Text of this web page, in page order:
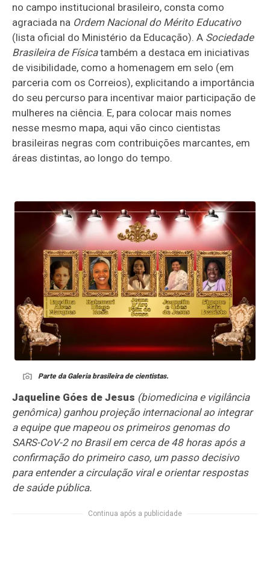
no campo institucional brasileiro, consta como
agraciada na Ordem Nacional do Mérito Educativo
(lista oficial do Ministério da Educação). A Sociedade
Brasileira de Físicatambém a destaca em iniciativas
de visibilidade, como a homenagem em selo (em
parceria com os Correios), explicitando a importância
do seu percurso para incentivar maior participação de
mulheres na ciência. E, para colocar mais nomes
nesse mesmo mapa, aqui vão cinco cientistas
brasileiras negras com contribuições marcantes, em
áreas distintas, ao longo do tempo.
Parte da Galeria brasileira de cientistas.
Jaqueline Góes de Jesus (biomedicina e vigilância
genômica) ganhou projeção internacional ao integrar
a equipe que mapeou os primeiros genomas do
SARS-CoV-2 no Brasil em cerca de 48 horas após a
confirmação do primeiro caso, um passo decisivo
para entender a circulação viral e orientar respostas
de saúde pública.
Continua após a publicidade